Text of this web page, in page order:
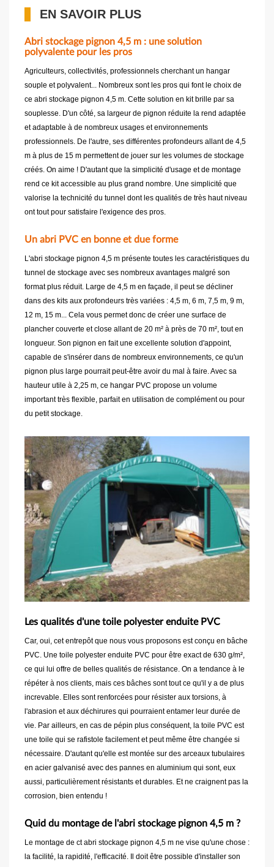
EN SAVOIR PLUS
Abri stockage pignon 4,5 m : une solution
polyvalente pour les pros
Agriculteurs, collectivités, professionnels cherchant un hangar
souple et polyvalent... Nombreux sont les pros qui font le choix de
ce abri stockage pignon 4,5 m. Cette solution en kit brille par sa
souplesse. D'un côté, sa largeur de pignon réduite la rend adaptée
et adaptable à de nombreux usages et environnements
professionnels. De l'autre, ses différentes profondeurs allant de 4,5
m à plus de 15 m permettent de jouer sur les volumes de stockage
créés. On aime ! D'autant que la simplicité d'usage et de montage
rend ce kit accessible au plus grand nombre. Une simplicité que
valorise la technicité du tunnel dont les qualités de très haut niveau
ont tout pour satisfaire l'exigence des pros.
Un abri PVC en bonne et due forme
L'abri stockage pignon 4,5 m présente toutes les caractéristiques du
tunnel de stockage avec ses nombreux avantages malgré son
format plus réduit. Large de 4,5 m en façade, il peut se décliner
dans des kits aux profondeurs très variées : 4,5 m, 6 m, 7,5 m, 9 m,
12 m, 15 m... Cela vous permet donc de créer une surface de
plancher couverte et close allant de 20 m² à près de 70 m², tout en
longueur. Son pignon en fait une excellente solution d'appoint,
capable de s'insérer dans de nombreux environnements, ce qu'un
pignon plus large pourrait peut-être avoir du mal à faire. Avec sa
hauteur utile à 2,25 m, ce hangar PVC propose un volume
important très flexible, parfait en utilisation de complément ou pour
du petit stockage.
Les qualités d'une toile polyester enduite PVC
Car, oui, cet entrepôt que nous vous proposons est conçu en bâche
PVC. Une toile polyester enduite PVC pour être exact de 630 g/m²,
ce qui lui offre de belles qualités de résistance. On a tendance à le
répéter à nos clients, mais ces bâches sont tout ce qu'il y a de plus
increvable. Elles sont renforcées pour résister aux torsions, à
l'abrasion et aux déchirures qui pourraient entamer leur durée de
vie. Par ailleurs, en cas de pépin plus conséquent, la toile PVC est
une toile qui se rafistole facilement et peut même être changée si
nécessaire. D'autant qu'elle est montée sur des arceaux tubulaires
en acier galvanisé avec des pannes en aluminium qui sont, eux
aussi, particulièrement résistants et durables. Et ne craignent pas la
corrosion, bien entendu !
Quid du montage de l'abri stockage pignon 4,5 m ?
Le montage de ct abri stockage pignon 4,5 m ne vise qu'une chose :
la facilité, la rapidité, l'efficacité. Il doit être possible d'installer son